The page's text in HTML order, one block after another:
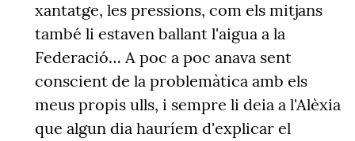
xantatge, les pressions, com els mitjans
també li estaven ballant l'aigua a la
Federació… A poc a poc anava sent
conscient de la problemàtica amb els
meus propis ulls, i sempre li deia a l'Alèxia
que algun dia hauríem d'explicar el